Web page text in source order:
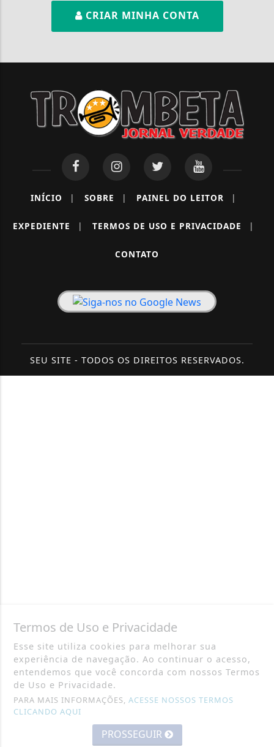
CRIAR MINHA CONTA
INÍCIO | SOBRE | PAINEL DO LEITOR |
EXPEDIENTE | TERMOS DE USO E PRIVACIDADE |
CONTATO
SEU SITE - TODOS OS DIREITOS RESERVADOS.
Termos de Uso e Privacidade
Esse site utiliza cookies para melhorar sua
experiência de navegação. Ao continuar o acesso,
entendemos que você concorda com nossos Termos
de Uso e Privacidade.
PARA MAIS INFORMAÇÕES,ACESSE NOSSOS TERMOS
CLICANDO AQUI
PROSSEGUIR